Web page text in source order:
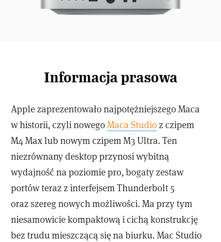
Informacja prasowa
Apple zaprezentowało najpotężniejszego Maca
w historii, czyli nowegoMaca Studioz czipem
M4 Max lub nowym czipem M3 Ultra. Ten
niezrównany desktop przynosi wybitną
wydajność na poziomie pro, bogaty zestaw
portów teraz z interfejsem Thunderbolt 5
oraz szereg nowych możliwości. Ma przy tym
niesamowicie kompaktową i cichą konstrukcję
bez trudu mieszczącą się na biurku. Mac Studio